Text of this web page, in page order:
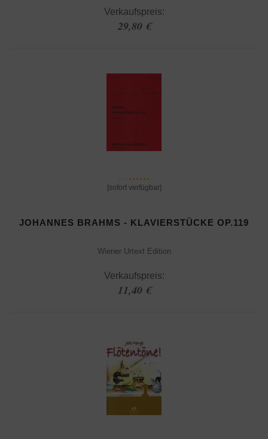
Verkaufspreis:
29,80 €
[sofort verfügbar]
JOHANNES BRAHMS - KLAVIERSTÜCKE OP.119
Wiener Urtext Edition
Verkaufspreis:
11,40 €